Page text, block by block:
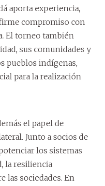
aporta experiencia,
compromiso con
El torneo también
sus comunidades y
pueblos indígenas,
para la realización
el papel de
Junto a socios de
los sistemas
la resiliencia
las sociedades. En